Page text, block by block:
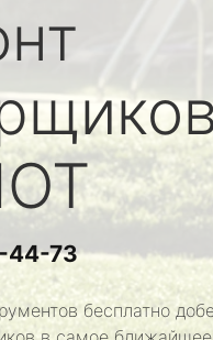
44-73
бесплатно